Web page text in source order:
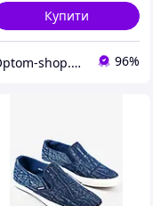
Купити
Optom-shop.com.ua - Оптовий інтернет-магазин: Одежа та взуття оптом, спідня білизна недорого 96%